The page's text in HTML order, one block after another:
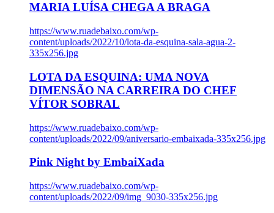
MARIA LUÍSA CHEGA A BRAGA
https://www.ruadebaixo.com/wp-
content/uploads/2022/10/lota-da-esquina-sala-agua-2-
335x256.jpg
LOTA DA ESQUINA: UMA NOVA
DIMENSÃO NA CARREIRA DO CHEF
VÍTOR SOBRAL
https://www.ruadebaixo.com/wp-
content/uploads/2022/09/aniversario-embaixada-335x256.jpg
Pink Night by EmbaiXada
https://www.ruadebaixo.com/wp-
content/uploads/2022/09/img_9030-335x256.jpg